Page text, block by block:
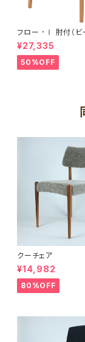
フロー ･Ⅰ 肘付（ビ
¥27,335
50%OFF
クーチェア
¥14,982
80%OFF